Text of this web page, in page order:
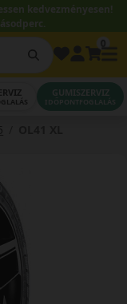
kedvezményesen!
GUMISZERVIZ
IDŐPONTFOGLALÁS